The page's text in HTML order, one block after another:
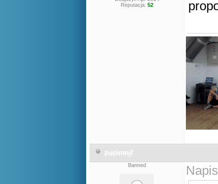
Reputacja: 52
zucimnjf
Banned